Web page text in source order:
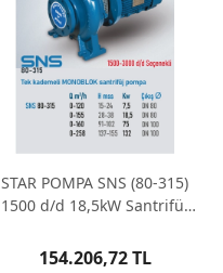
STAR POMPA SNS (80-315)
1500 d/d 18,5kW Santrifüj
154.206,72 TL